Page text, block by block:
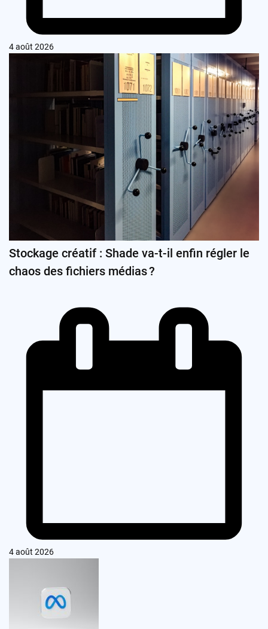
4 août 2026
Stockage créatif : Shade va-t-il enfin régler le
chaos des fichiers médias ?
4 août 2026